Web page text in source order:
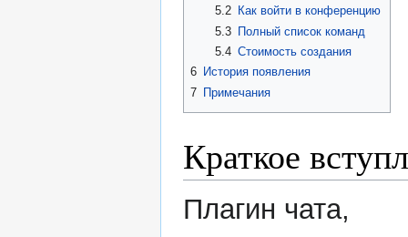
5.2
Как войти в конференцию
5.3 Полный список команд
5.4 Стоимость создания
6 История появления
7 Примечания
Краткое
Плагин чата,